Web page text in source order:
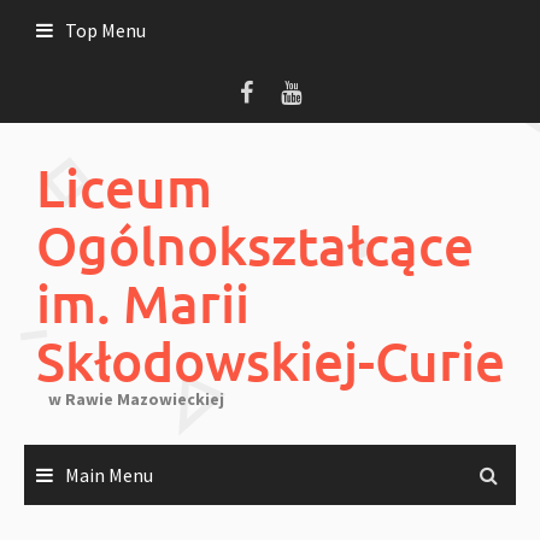
Top Menu
Liceum
Ogólnokształcące
im. Marii
Skłodowskiej-Curie
w Rawie Mazowieckiej
Main Menu